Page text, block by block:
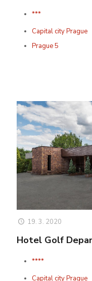
***
Capital city Prague
Prague 5
19. 3. 2020
Hotel Golf
****
Capital city Prague